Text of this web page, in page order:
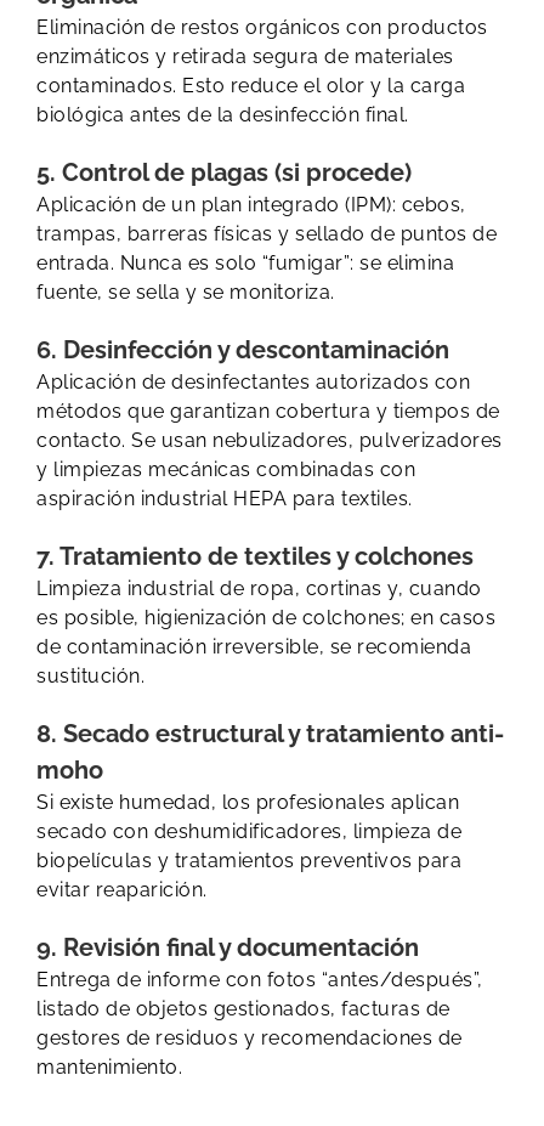
Eliminación de restos orgánicos con productos
enzimáticos y retirada segura de materiales
contaminados. Esto reduce el olor y la carga
biológica antes de la desinfección final.
5. Control de plagas (si procede)
Aplicación de un plan integrado (IPM): cebos,
trampas, barreras físicas y sellado de puntos de
entrada. Nunca es solo “fumigar”: se elimina
fuente, se sella y se monitoriza.
6. Desinfección y descontaminación
Aplicación de desinfectantes autorizados con
métodos que garantizan cobertura y tiempos de
contacto. Se usan nebulizadores, pulverizadores
y limpiezas mecánicas combinadas con
aspiración industrial HEPA para textiles.
7. Tratamiento de textiles y colchones
Limpieza industrial de ropa, cortinas y, cuando
es posible, higienización de colchones; en casos
de contaminación irreversible, se recomienda
sustitución.
8. Secado estructural y tratamiento anti-
moho
Si existe humedad, los profesionales aplican
secado con deshumidificadores, limpieza de
biopelículas y tratamientos preventivos para
evitar reaparición.
9. Revisión final y documentación
Entrega de informe con fotos “antes/después”,
listado de objetos gestionados, facturas de
gestores de residuos y recomendaciones de
mantenimiento.